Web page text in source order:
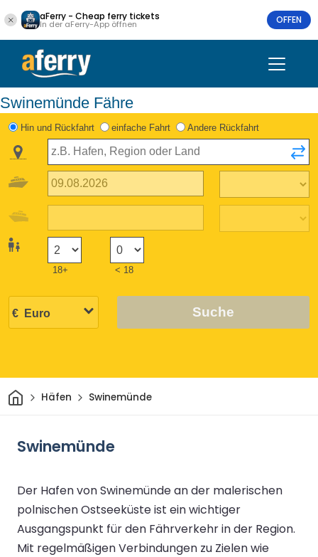
aFerry - Cheap ferry tickets
In der aFerry-App öffnen OFFEN
Swinemünde Fähre
Hin und Rückfahrt einfache Fahrt Andere Rückfahrt
18+ < 18
Suche
HeimHäfen Swinemünde
Swinemünde
Der Hafen von Swinemünde an der malerischen
polnischen Ostseeküste ist ein wichtiger
Ausgangspunkt für den Fährverkehr in der Region.
Mit regelmäßigen Verbindungen zu Zielen wie